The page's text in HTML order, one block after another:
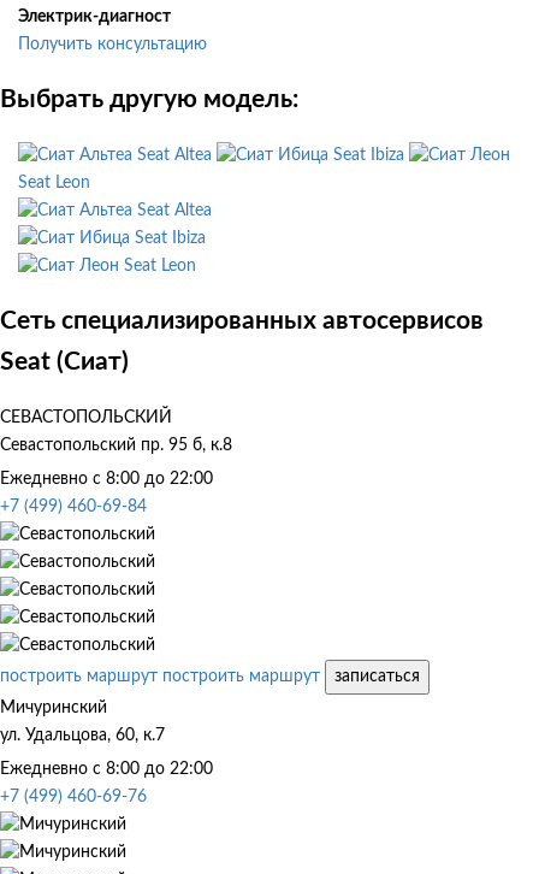
Электрик-диагност
Получить консультацию
Выбрать другую модель:
Seat Altea
Seat Ibiza
Seat Leon
Seat Altea
Seat Ibiza
Seat Leon
Сеть специализированных автосервисов
Seat (Сиат)
СЕВАСТОПОЛЬСКИЙ
Севастопольский пр. 95 б, к.8
Ежедневно с 8:00 до 22:00
+7 (499) 460-69-84
построить маршрут построить маршрут
записаться
Мичуринский
ул. Удальцова, 60, к.7
Ежедневно с 8:00 до 22:00
+7 (499) 460-69-76